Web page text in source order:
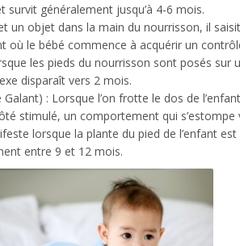
survit généralement jusqu’à 4-6 mois.
un objet dans la main du nourrisson, il
où le bébé commence à acquérir un
les pieds du nourrisson sont posés sur
disparaît vers 2 mois.
: Lorsque l’on frotte le dos de
stimulé, un comportement qui s’estompe
lorsque la plante du pied de l’enfant
entre 9 et 12 mois.